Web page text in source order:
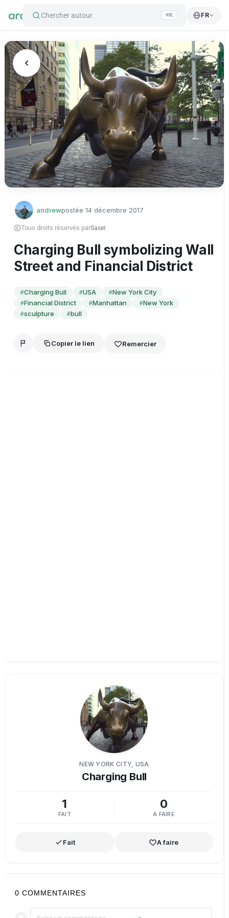
Chercher autour ⌘K FR
andrewpostée 14 décembre 2017
Tous droits réservés parSaser
Charging Bull symbolizing Wall
Street and Financial District
#Charging Bull #USA #New York City
#Financial District #Manhattan #New York
#sculpture #bull
Copier le lien Remercier
NEW YORK CITY, USA
Charging Bull
1
FAIT
0
A FAIRE
Fait A faire
0 COMMENTAIRES